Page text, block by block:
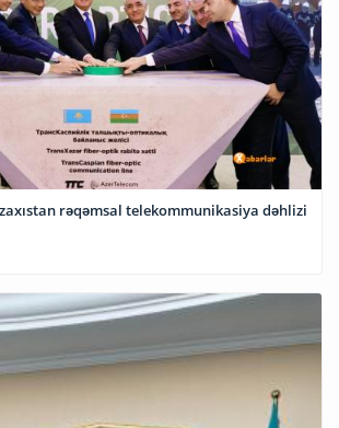
rəqəmsal telekommunikasiya dəhlizi